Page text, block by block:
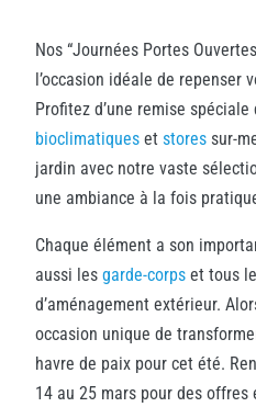
Nos “Journées Portes
l’occasion idéale de repenser
Profitez d’une remise spéciale
bioclimatiques et stores sur-
jardin avec notre vaste
une ambiance à la fois
Chaque élément a son
aussi les garde-corps et tous
d’aménagement extérieur.
occasion unique de
havre de paix pour cet été.
14 au 25 mars pour des